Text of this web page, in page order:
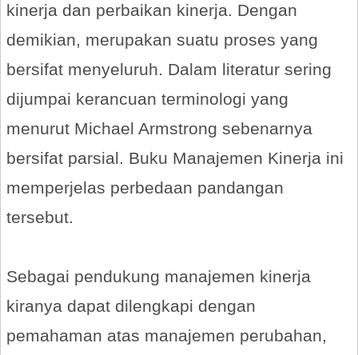
kinerja dan perbaikan kinerja. Dengan
demikian, merupakan suatu proses yang
bersifat menyeluruh. Dalam literatur sering
dijumpai kerancuan terminologi yang
menurut Michael Armstrong sebenarnya
bersifat parsial. Buku Manajemen Kinerja ini
memperjelas perbedaan pandangan
tersebut.
Sebagai pendukung manajemen kinerja
kiranya dapat dilengkapi dengan
pemahaman atas manajemen perubahan,